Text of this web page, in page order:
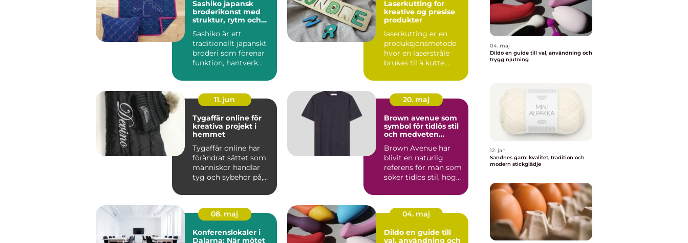
Sashiko japansk
broderikonst med
struktur, rytm och
Sashiko är ett
traditionellt japanskt
broderi som förenar
funktion, hantverk
börja...
Laserkutting for
kreative og presise
produkter
laserkutting er en
produksjonsmetode
hvor en laserstråle
brukes til å kutte,
uli...
11. jun
Tygaffär online för
kreativa projekt i
hemmet
Tygaffär online har
förändrat sättet som
människor handlar
tyg och sybehör på,
st...
20. maj
Brown avenue som
symbol för tidlös stil
och medveten
Brown Avenue har
blivit en naturlig
referens för män som
söker tidlös stil, hög
08. maj
Konferenslokaler i
Dalarna: När mötet
04. maj
Dildo en guide till
val, användning och
04. maj
Dildo en guide till val, användning och
trygg njutning
12. jan
Sandnes garn: kvalitet, tradition och
modern stickglädje